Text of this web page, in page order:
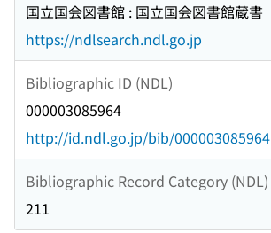
国立国会図書館 : 国立国会図書館蔵書
https://ndlsearch.ndl.go.jp
Bibliographic ID (NDL)
000003085964
http://id.ndl.go.jp/bib/000003085964
Bibliographic Record Category (NDL)
211